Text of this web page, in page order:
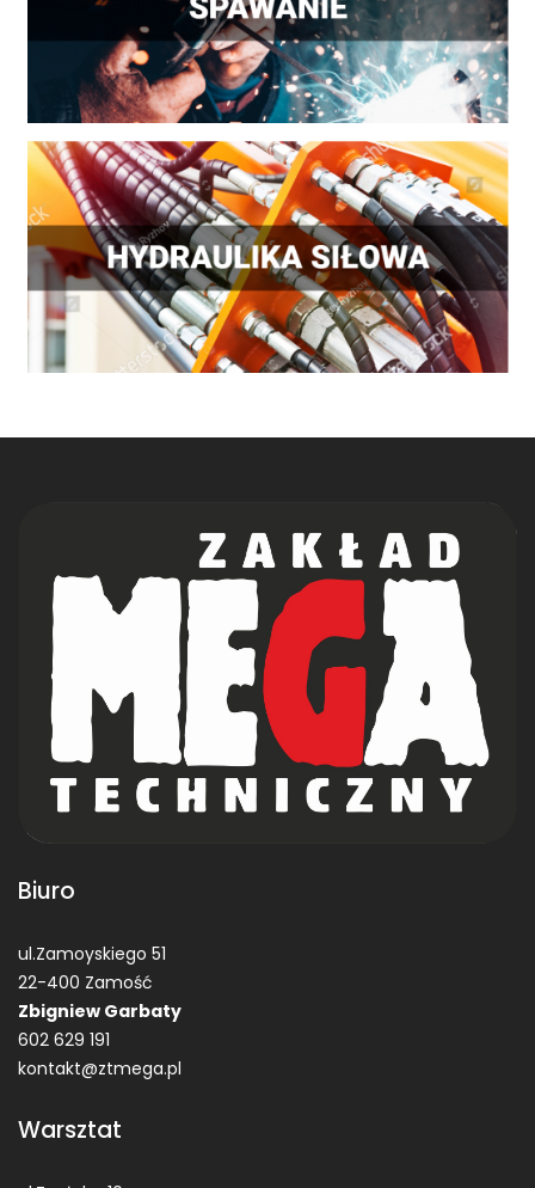
Biuro
ul.Zamoyskiego 51
22-400 Zamość
Zbigniew Garbaty
602 629 191
kontakt@ztmega.pl
Warsztat